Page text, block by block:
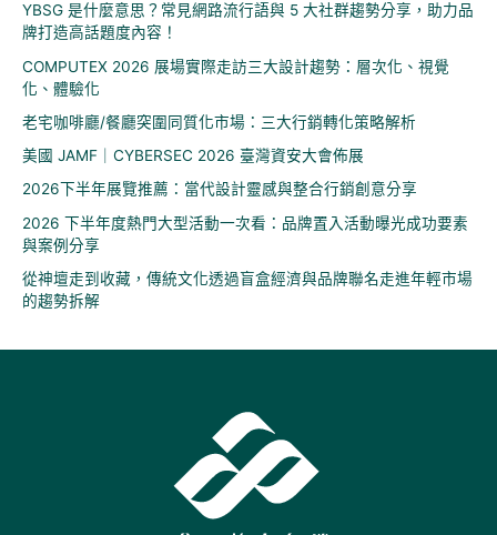
YBSG 是什麼意思？常見網路流行語與 5 大社群趨勢分享，助力品
牌打造高話題度內容！
COMPUTEX 2026 展場實際走訪三大設計趨勢：層次化、視覺
化、體驗化
老宅咖啡廳/餐廳突圍同質化市場：三大行銷轉化策略解析
美國 JAMF｜CYBERSEC 2026 臺灣資安大會佈展
2026下半年展覽推薦：當代設計靈感與整合行銷創意分享
2026 下半年度熱門大型活動一次看：品牌置入活動曝光成功要素
與案例分享
從神壇走到收藏，傳統文化透過盲盒經濟與品牌聯名走進年輕市場
的趨勢拆解